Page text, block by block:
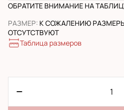
ОБРАТИТЕ ВНИМАНИЕ НА
РАЗМЕР: К СОЖАЛЕНИЮ
ОТСУТСТВУЮТ
Таблица размеров